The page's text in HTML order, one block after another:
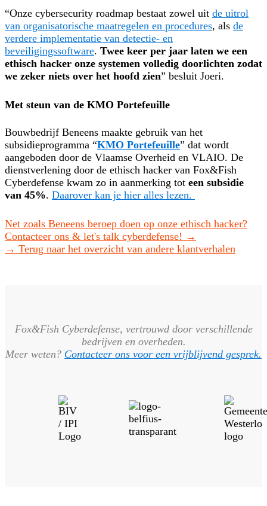
“Onze cybersecurity roadmap bestaat zowel uit de uitrol
van organisatorische maatregelen en procedures, als de
verdere implementatie van detectie- en
beveiligingssoftware. Twee keer per jaar laten we een
ethisch hacker onze systemen volledig doorlichten zodat
we zeker niets over het hoofd zien” besluit Joeri.
Met steun van de KMO Portefeuille
Bouwbedrijf Beneens maakte gebruik van het
subsidieprogramma “KMO Portefeuille” dat wordt
aangeboden door de Vlaamse Overheid en VLAIO. De
dienstverlening door de ethisch hacker van Fox&Fish
Cyberdefense kwam zo in aanmerking tot een subsidie
van 45%. Daarover kan je hier alles lezen.
Net zoals Beneens beroep doen op onze ethisch hacker?
Contacteer ons & let's talk cyberdefense! →
→ Terug naar het overzicht van andere klantverhalen
Fox&Fish Cyberdefense, vertrouwd door verschillende
bedrijven en overheden.
Meer weten? Contacteer ons voor een vrijblijvend gesprek.